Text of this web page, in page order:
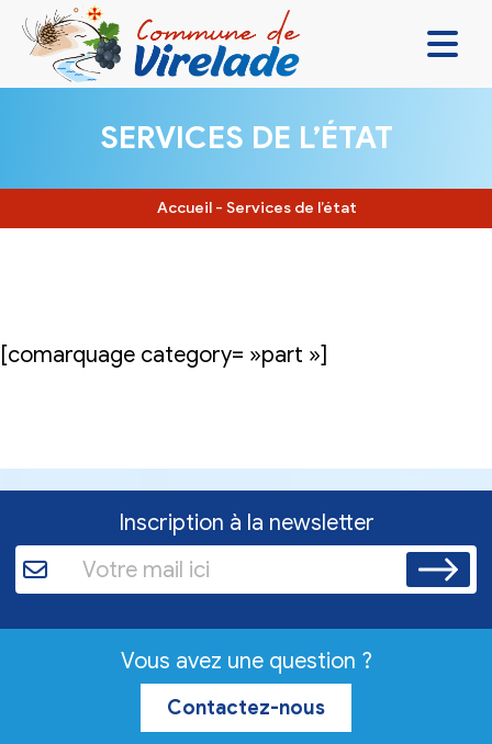
VIVRE ENSEMBLE
SE DIVERTIR
SERVICES DE L’ÉTAT
Accueil - Services de l’état
[comarquage category= »part »]
Inscription à la newsletter
Vous avez une question ?
Contactez-nous